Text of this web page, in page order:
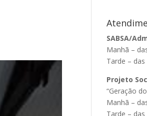
SABSA/
Manhã –
Tarde –
Projeto
“Geração
Manhã –
Tarde –